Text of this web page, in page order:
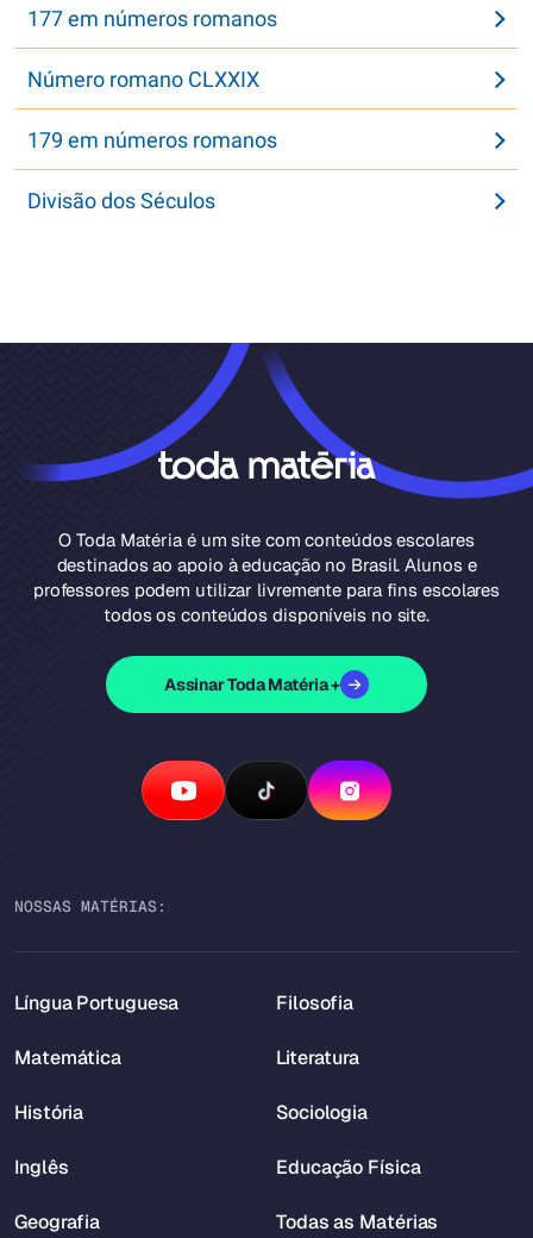
177 em números romanos
Número romano CLXXIX
179 em números romanos
Divisão dos Séculos
O Toda Matéria é um site com conteúdos escolares
destinados ao apoio à educação no Brasil. Alunos e
professores podem utilizar livremente para fins escolares
todos os conteúdos disponíveis no site.
Assinar Toda Matéria +
NOSSAS MATÉRIAS:
Língua Portuguesa
Matemática
História
Inglês
Geografia
Filosofia
Literatura
Sociologia
Educação Física
Todas as Matérias